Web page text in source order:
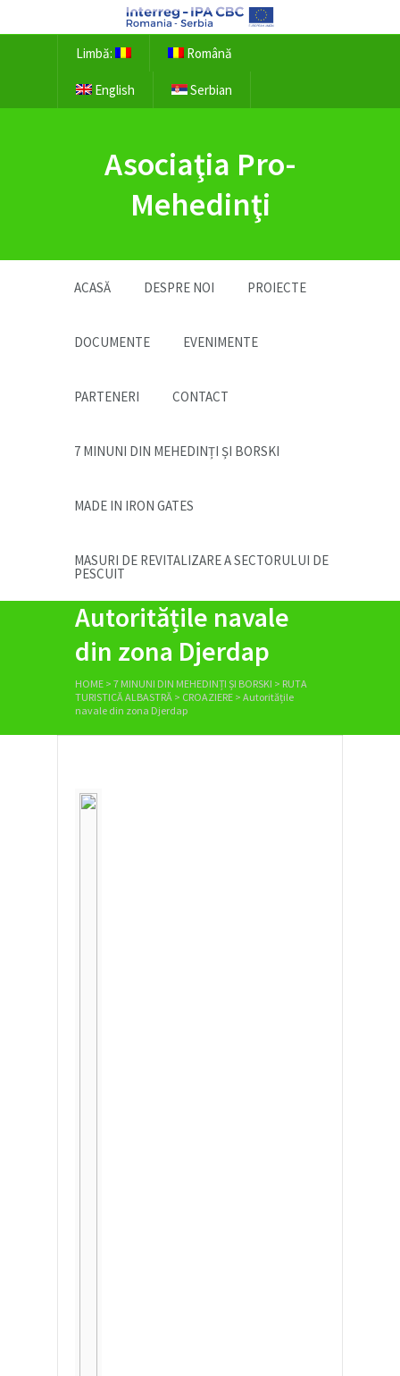
Limbă: Română
English Serbian
Asociaţia Pro-
Mehedinţi
ACASĂ DESPRE NOI PROIECTE
DOCUMENTE EVENIMENTE
PARTENERI CONTACT
7 MINUNI DIN MEHEDINȚI ȘI BORSKI
MADE IN IRON GATES
MASURI DE REVITALIZARE A SECTORULUI DE
PESCUIT
Autoritățile navale
din zona Djerdap
HOME > 7 MINUNI DIN MEHEDINȚI ȘI BORSKI > RUTA
TURISTICĂ ALBASTRĂ > CROAZIERE > Autoritățile
navale din zona Djerdap